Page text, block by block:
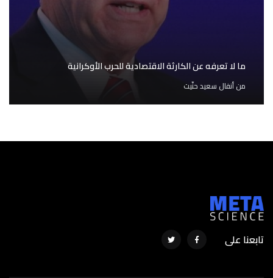
ما لا تعرفه عن الكارثة الاقتصادية للحرب الأوكرانية
منأنفال سعيد حنّيت
تابعنا على